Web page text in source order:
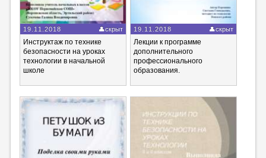
19.11.2018 скрыт
Инструктаж по технике
безопасности на уроках
технологии в начальной
школе
19.11.2018 скрыт
Лекции к программе
дополнительного
профессионального
образования.